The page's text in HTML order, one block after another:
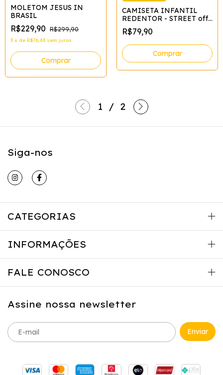
MOLETOM JESUS IN
BRASIL
R$229,90 R$299,90
3 x de R$76,63 sem juros
Comprar
CAMISETA INFANTIL
REDENTOR - STREET off
white*
R$79,90
Comprar
1 / 2
Siga-nos
CATEGORIAS
INFORMAÇÕES
FALE CONOSCO
Assine nossa newsletter